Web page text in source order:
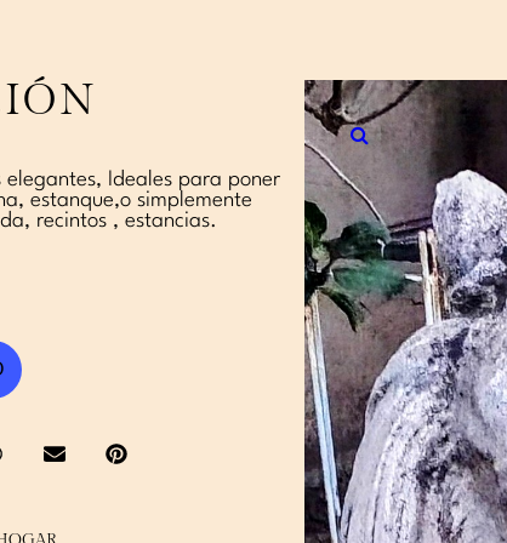
elegantes, Ideales para poner
estanque,o simplemente
recintos , estancias.